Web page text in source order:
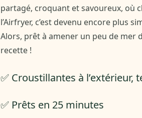
partagé, croquant et savoureux, où
l’Airfryer, c’est devenu encore plus
Alors, prêt à amener un peu de mer
recette !
✅ Croustillantes à l’extérieur,
✅ Prêts en 25 minutes